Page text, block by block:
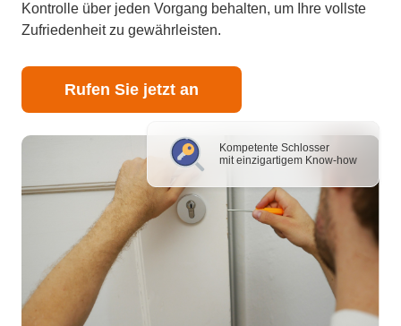
Kompetente Schlosser
mit einzigartigem Know-how
Kontrolle über jeden Vorgang behalten, um Ihre vollste
Zufriedenheit zu gewährleisten.
Rufen Sie jetzt an